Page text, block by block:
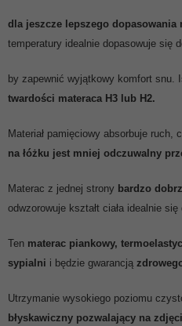
dla jeszcze lepszego dopasowania
temperatury idealnie dopasowuje się
by zapewnić wyjątkowy komfort snu.
twardości materaca H3 lub H2.
Materiał pamięciowy absorbuje ruch,
na łóżku jest mniej odczuwalny
Materac z jednej strony bardzo
odwzorowuje kształt ciała idealnie się
Ten materac piankowy,
sypialni i będzie gwarancją
Utrzymanie wysokiego poziomu
błyskawiczny pozwalający na